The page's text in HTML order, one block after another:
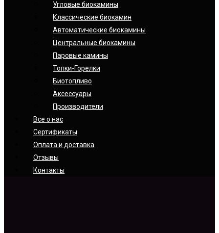
Угловые биокамины
Классические биокамин
Автоматические биокамины
Центральные биокамины
Паровые камины
Топки-Горелки
Биотопливо
Аксессуары
Производители
Все о нас
Сертификаты
Оплата и доставка
Отзывы
Контакты